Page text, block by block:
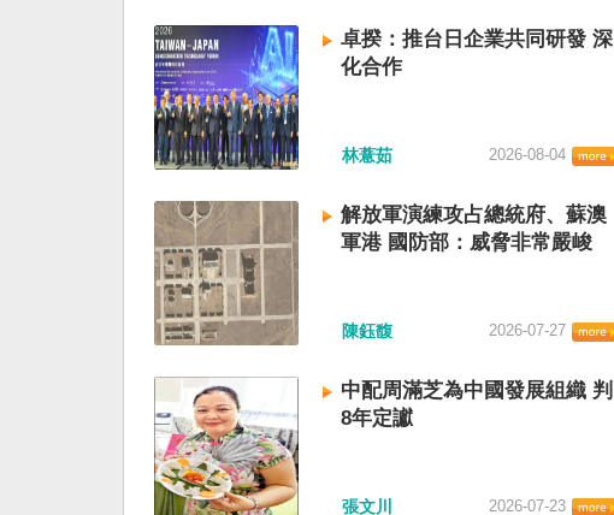
卓揆：推台日企業共同研發 深
化合作
林薏茹 2026-08-04
解放軍演練攻占總統府、蘇澳
軍港 國防部：威脅非常嚴峻
陳鈺馥 2026-07-27
中配周滿芝為中國發展組織 判
8年定讞
張文川 2026-07-23